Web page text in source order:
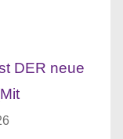
DER neue